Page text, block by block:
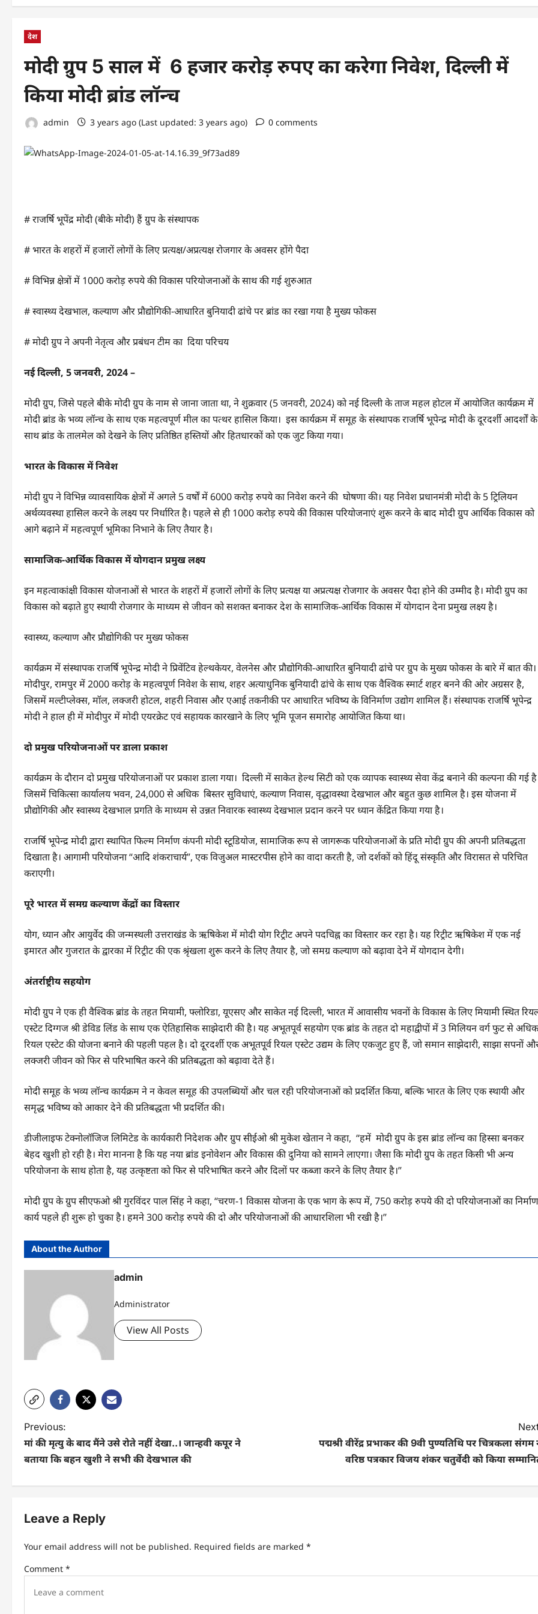
देश
मोदी ग्रुप 5 साल में 6 हजार करोड़ रुपए का करेगा निवेश, दिल्ली में
किया मोदी ब्रांड लॉन्च
admin 3 years ago (Last updated: 3 years ago) 0 comments
# राजर्षि भूपेंद्र मोदी (बीके मोदी) हैं ग्रुप के संस्थापक
# भारत के शहरों में हजारों लोगों के लिए प्रत्यक्ष/अप्रत्यक्ष रोजगार के अवसर होंगे पैदा
# विभिन्न क्षेत्रों में 1000 करोड़ रुपये की विकास परियोजनाओं के साथ की गई शुरुआत
# स्वास्थ्य देखभाल, कल्याण और प्रौद्योगिकी-आधारित बुनियादी ढांचे पर ब्रांड का रखा गया है मुख्य फोकस
# मोदी ग्रुप ने अपनी नेतृत्व और प्रबंधन टीम का दिया परिचय
नई दिल्ली, 5 जनवरी, 2024 –
मोदी ग्रुप, जिसे पहले बीके मोदी ग्रुप के नाम से जाना जाता था, ने शुक्रवार (5 जनवरी, 2024) को नई दिल्ली के ताज महल होटल में आयोजित कार्यक्रम में
मोदी ब्रांड के भव्य लॉन्च के साथ एक महत्वपूर्ण मील का पत्थर हासिल किया। इस कार्यक्रम में समूह के संस्थापक राजर्षि भूपेन्द्र मोदी के दूरदर्शी आदर्शों के
साथ ब्रांड के तालमेल को देखने के लिए प्रतिष्ठित हस्तियों और हितधारकों को एक जुट किया गया।
भारत के विकास में निवेश
मोदी ग्रुप ने विभिन्न व्यावसायिक क्षेत्रों में अगले 5 वर्षों में 6000 करोड़ रुपये का निवेश करने की घोषणा की। यह निवेश प्रधानमंत्री मोदी के 5 ट्रिलियन
अर्थव्यवस्था हासिल करने के लक्ष्य पर निर्धारित है। पहले से ही 1000 करोड़ रुपये की विकास परियोजनाएं शुरू करने के बाद मोदी ग्रुप आर्थिक विकास को
आगे बढ़ाने में महत्वपूर्ण भूमिका निभाने के लिए तैयार है।
सामाजिक-आर्थिक विकास में योगदान प्रमुख लक्ष्य
इन महत्वाकांक्षी विकास योजनाओं से भारत के शहरों में हजारों लोगों के लिए प्रत्यक्ष या अप्रत्यक्ष रोजगार के अवसर पैदा होने की उम्मीद है। मोदी ग्रुप का
विकास को बढ़ाते हुए स्थायी रोजगार के माध्यम से जीवन को सशक्त बनाकर देश के सामाजिक-आर्थिक विकास में योगदान देना प्रमुख लक्ष्य है।
स्वास्थ्य, कल्याण और प्रौद्योगिकी पर मुख्य फोकस
कार्यक्रम में संस्थापक राजर्षि भूपेन्द्र मोदी ने प्रिवेंटिव हेल्थकेयर, वेलनेस और प्रौद्योगिकी-आधारित बुनियादी ढांचे पर ग्रुप के मुख्य फोकस के बारे में बात की।
मोदीपुर, रामपुर में 2000 करोड़ के महत्वपूर्ण निवेश के साथ, शहर अत्याधुनिक बुनियादी ढांचे के साथ एक वैश्विक स्मार्ट शहर बनने की ओर अग्रसर है,
जिसमें मल्टीप्लेक्स, मॉल, लक्जरी होटल, शहरी निवास और एआई तकनीकी पर आधारित भविष्य के विनिर्माण उद्योग शामिल हैं। संस्थापक राजर्षि भूपेन्द्र
मोदी ने हाल ही में मोदीपुर में मोदी एयरक्रेट एवं सहायक कारखाने के लिए भूमि पूजन समारोह आयोजित किया था।
दो प्रमुख परियोजनाओं पर डाला प्रकाश
कार्यक्रम के दौरान दो प्रमुख परियोजनाओं पर प्रकाश डाला गया। दिल्ली में साकेत हेल्थ सिटी को एक व्यापक स्वास्थ्य सेवा केंद्र बनाने की कल्पना की गई
जिसमें चिकित्सा कार्यालय भवन, 24,000 से अधिक बिस्तर सुविधाएं, कल्याण निवास, वृद्धावस्था देखभाल और बहुत कुछ शामिल है। इस योजना में
प्रौद्योगिकी और स्वास्थ्य देखभाल प्रगति के माध्यम से उन्नत निवारक स्वास्थ्य देखभाल प्रदान करने पर ध्यान केंद्रित किया गया है।
राजर्षि भूपेन्द्र मोदी द्वारा स्थापित फिल्म निर्माण कंपनी मोदी स्टूडियोज, सामाजिक रूप से जागरूक परियोजनाओं के प्रति मोदी ग्रुप की अपनी प्रतिबद्धता
दिखाता है। आगामी परियोजना “आदि शंकराचार्य”, एक विजुअल मास्टरपीस होने का वादा करती है, जो दर्शकों को हिंदू संस्कृति और विरासत से परिचित
कराएगी।
पूरे भारत में समग्र कल्याण केंद्रों का विस्तार
योग, ध्यान और आयुर्वेद की जन्मस्थली उत्तराखंड के ऋषिकेश में मोदी योग रिट्रीट अपने पदचिह्न का विस्तार कर रहा है। यह रिट्रीट ऋषिकेश में एक नई
इमारत और गुजरात के द्वारका में रिट्रीट की एक श्रृंखला शुरू करने के लिए तैयार है, जो समग्र कल्याण को बढ़ावा देने में योगदान देगी।
अंतर्राष्ट्रीय सहयोग
मोदी ग्रुप ने एक ही वैश्विक ब्रांड के तहत मियामी, फ्लोरिडा, यूएसए और साकेत नई दिल्ली, भारत में आवासीय भवनों के विकास के लिए मियामी स्थित
एस्टेट दिग्गज श्री डेविड लिंड के साथ एक ऐतिहासिक साझेदारी की है। यह अभूतपूर्व सहयोग एक ब्रांड के तहत दो महाद्वीपों में 3 मिलियन वर्ग फुट से अधिक
रियल एस्टेट की योजना बनाने की पहली पहल है। दो दूरदर्शी एक अभूतपूर्व रियल एस्टेट उद्यम के लिए एकजुट हुए हैं, जो समान साझेदारी, साझा सपनों
लक्जरी जीवन को फिर से परिभाषित करने की प्रतिबद्धता को बढ़ावा देते हैं।
मोदी समूह के भव्य लॉन्च कार्यक्रम ने न केवल समूह की उपलब्धियों और चल रही परियोजनाओं को प्रदर्शित किया, बल्कि भारत के लिए एक स्थायी और
समृद्ध भविष्य को आकार देने की प्रतिबद्धता भी प्रदर्शित की।
डीजीलाइफ टेक्नोलॉजिज लिमिटेड के कार्यकारी निदेशक और ग्रुप सीईओ श्री मुकेश खेतान ने कहा, “हमें मोदी ग्रुप के इस ब्रांड लॉन्च का हिस्सा बनकर
बेहद खुशी हो रही है। मेरा मानना है कि यह नया ब्रांड इनोवेशन और विकास की दुनिया को सामने लाएगा। जैसा कि मोदी ग्रुप के तहत किसी भी अन्य
परियोजना के साथ होता है, यह उत्कृष्टता को फिर से परिभाषित करने और दिलों पर कब्जा करने के लिए तैयार है।”
मोदी ग्रुप के ग्रुप सीएफओ श्री गुरविंदर पाल सिंह ने कहा, “चरण-1 विकास योजना के एक भाग के रूप में, 750 करोड़ रुपये की दो परियोजनाओं का निर्माण
कार्य पहले ही शुरू हो चुका है। हमने 300 करोड़ रुपये की दो और परियोजनाओं की आधारशिला भी रखी है।”
About the Author
admin
Administrator
View All Posts
P
o
n
i
Previous:
मां की मृत्यु के बाद मैंने उसे रोते नहीं देखा..। जान्हवी कपूर ने
बताया कि बहन खुशी ने सभी की देखभाल की
पद्मश्री वीरेंद्र प्रभाकर की 9वी पुण्यतिथि पर चित्रकला संगम
वरिष्ठ पत्रकार विजय शंकर चतुर्वेदी को किया
Leave a Reply
Your email address will not be published. Required fields are marked *
Comment *